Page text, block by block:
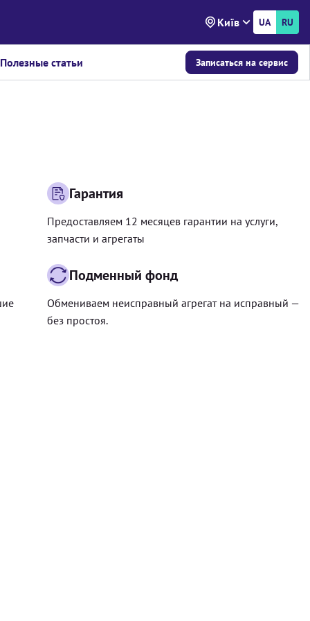
Київ UA RU
Полезные статьи Записаться на сервис
Гарантия
Предоставляем 12 месяцев гарантии на услуги,
запчасти и агрегаты
Подменный фонд
Обмениваем неисправный агрегат на исправный —
без простоя.